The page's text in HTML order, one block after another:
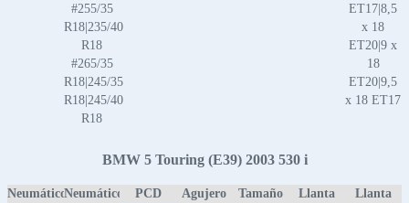
#255/35
R18|235/40
R18
#265/35
R18|245/35
R18|245/40
R18
ET17|8,5
x 18
ET20|9 x
18
ET20|9,5
x 18 ET17
BMW 5 Touring (E39) 2003 530 i
NeumáticoNeumático
PCD
Agujero
Tamaño
Llanta
Llanta